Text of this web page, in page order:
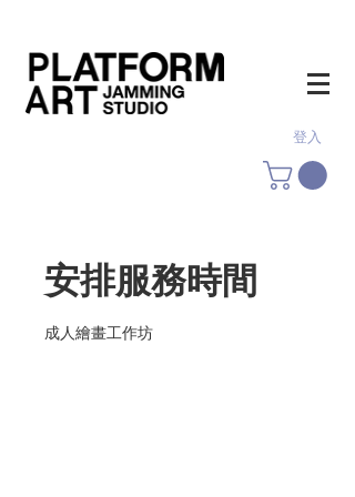
登入
安排服務時間
成人繪畫工作坊